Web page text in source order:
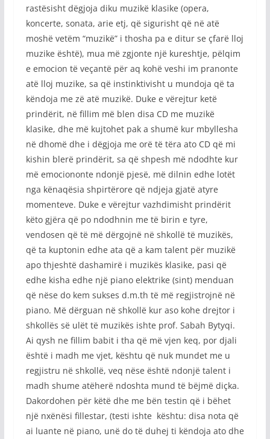
rastësisht dëgjoja diku muzikë klasike (opera,
koncerte, sonata, arie etj, që sigurisht që në atë
moshë vetëm “muzikë” i thosha pa e ditur se çfarë lloj
muzike është), mua më zgjonte një kureshtje, pëlqim
e emocion të veçantë për aq kohë veshi im pranonte
atë lloj muzike, sa që instinktivisht u mundoja që ta
këndoja me zë atë muzikë. Duke e vërejtur ketë
prindërit, në fillim më blen disa CD me muzikë
klasike, dhe më kujtohet pak a shumë kur mbyllesha
në dhomë dhe i dëgjoja me orë të tëra ato CD që mi
kishin blerë prindërit, sa që shpesh më ndodhte kur
më emociononte ndonjë pjesë, më dilnin edhe lotët
nga kënaqësia shpirtërore që ndjeja gjatë atyre
momenteve. Duke e vërejtur vazhdimisht prindërit
këto gjëra që po ndodhnin me të birin e tyre,
vendosen që të më dërgojnë në shkollë të muzikës,
që ta kuptonin edhe ata që a kam talent për muzikë
apo thjeshtë dashamirë i muzikës klasike, pasi që
edhe kisha edhe një piano elektrike (sint) menduan
që nëse do kem sukses d.m.th të më regjistrojnë në
piano. Më dërguan në shkollë kur aso kohe drejtor i
shkollës së ulët të muzikës ishte prof. Sabah Bytyqi.
Ai qysh ne fillim babit i tha që më vjen keq, por djali
është i madh me vjet, kështu që nuk mundet me u
regjistru në shkollë, veq nëse është ndonjë talent i
madh shume atëherë ndoshta mund të bëjmë diçka.
Dakordohen për këtë dhe me bën testin që i bëhet
një nxënësi fillestar, (testi ishte kështu: disa nota që
ai luante në piano, unë do të duhej ti këndoja ato dhe